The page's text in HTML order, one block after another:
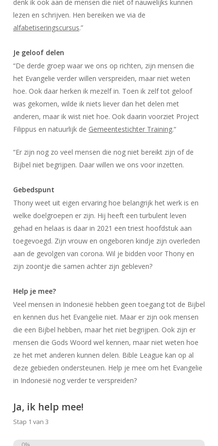
denk ik ook aan de mensen die niet of nauwelijks kunnen
lezen en schrijven. Hen bereiken we via de
alfabetiseringscursus.”
Je geloof delen
“De derde groep waar we ons op richten, zijn mensen die
het Evangelie verder willen verspreiden, maar niet weten
hoe. Ook daar herken ik mezelf in. Toen ik zelf tot geloof
was gekomen, wilde ik niets liever dan het delen met
anderen, maar ik wist niet hoe. Ook daarin voorziet Project
Filippus en natuurlijk de Gemeentestichter Training.“
“Er zijn nog zo veel mensen die nog niet bereikt zijn of de
Bijbel niet begrijpen. Daar willen we ons voor inzetten.
Gebedspunt
Thony weet uit eigen ervaring hoe belangrijk het werk is en
welke doelgroepen er zijn. Hij heeft een turbulent leven
gehad en helaas is daar in 2021 een triest hoofdstuk aan
toegevoegd. Zijn vrouw en ongeboren kindje zijn overleden
aan de gevolgen van corona. Wil je bidden voor Thony en
zijn zoontje die samen achter zijn gebleven?
Help je mee?
Veel mensen in Indonesië hebben geen toegang tot de Bijbel
en kennen dus het Evangelie niet. Maar er zijn ook mensen
die een Bijbel hebben, maar het niet begrijpen. Ook zijn er
mensen die Gods Woord wel kennen, maar niet weten hoe
ze het met anderen kunnen delen. Bible League kan op al
deze gebieden ondersteunen. Help je mee om het Evangelie
in Indonesië nog verder te verspreiden?
Ja, ik help mee!
Stap 1 van 3